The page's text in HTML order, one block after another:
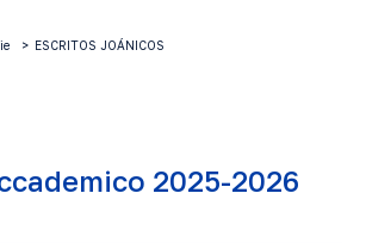
ESCRITOS JOÁNICOS
2025-2026